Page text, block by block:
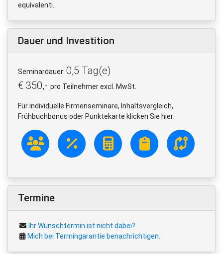
equivalenti.
Dauer und Investition
Seminardauer: 0,5 Tag(e)
€ 350,- pro Teilnehmer excl. MwSt.
Für individuelle Firmenseminare, Inhaltsvergleich,
Frühbuchbonus oder Punktekarte klicken Sie hier:
Termine
Ihr Wunschtermin ist nicht dabei?
Mich bei Termingarantie benachrichtigen.